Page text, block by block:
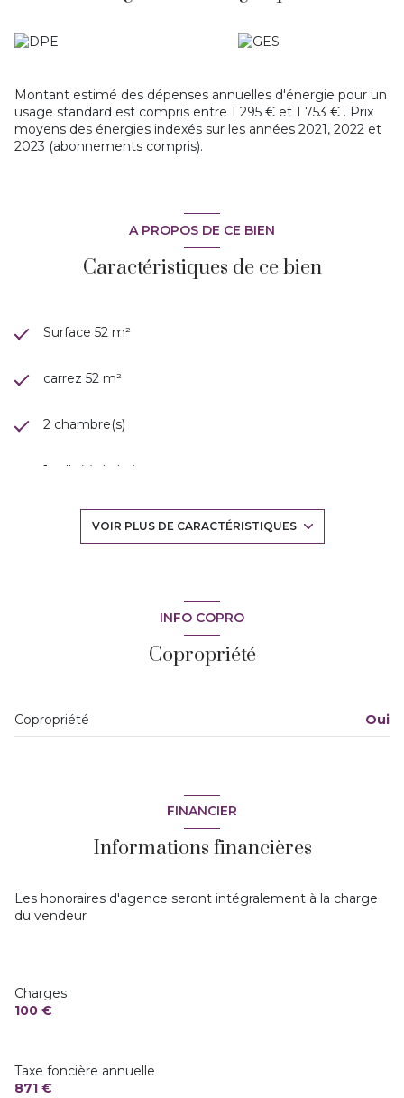
Montant estimé des dépenses annuelles d'énergie pour un
usage standard est compris entre 1 295 € et 1 753 € . Prix
moyens des énergies indexés sur les années 2021, 2022 et
2023 (abonnements compris).
A PROPOS DE CE BIEN
Caractéristiques de ce bien
Surface 52 m²
carrez 52 m²
2 chambre(s)
1 salle(s) de bain
vue Dégagée
VOIR PLUS DE CARACTÉRISTIQUES
INFO COPRO
Copropriété
Copropriété Oui
FINANCIER
Informations financières
Les honoraires d'agence seront intégralement à la charge
du vendeur
Charges
100 €
Taxe foncière annuelle
871 €